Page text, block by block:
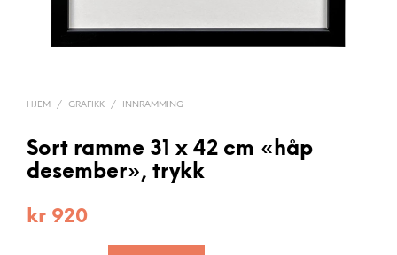
HJEM / GRAFIKK / INNRAMMING
Sort ramme 31 x 42 cm «håp
desember», trykk
kr 920